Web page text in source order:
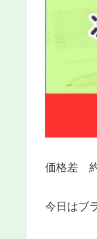
価格差 約
今日はブ